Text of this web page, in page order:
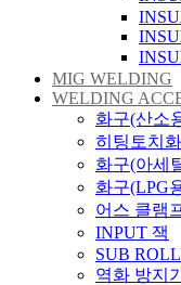
MIG WELDING
WELDING
화구(산소
히팅토치
화구(아세
화구(LPG
어스 클램
INPUT 잭
SUB
역화 방지기